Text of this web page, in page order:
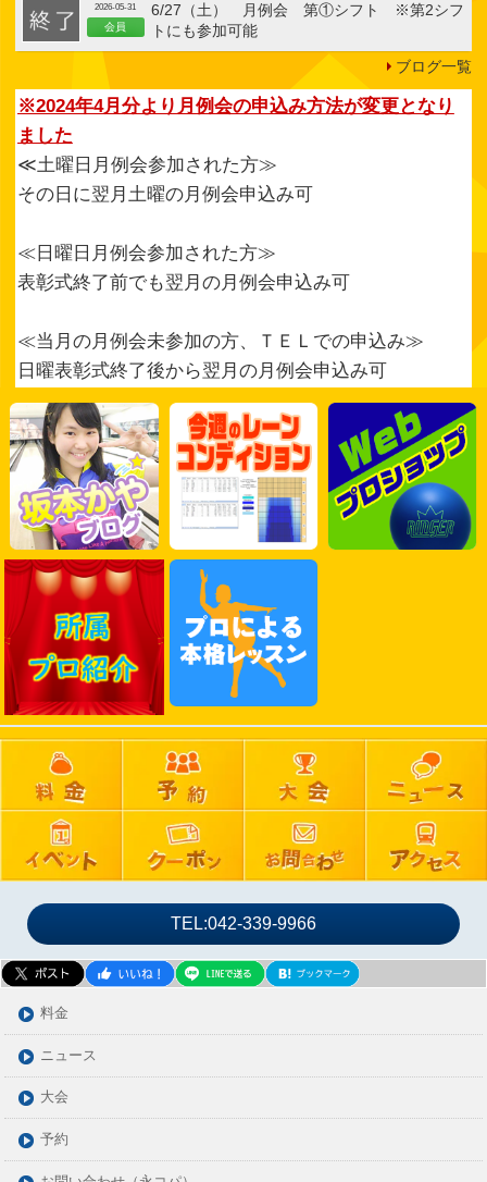
2026-05-31
会員
6/27（土） 月例会 第①シフト ※第2シフ
トにも参加可能
ブログ一覧
※2024年4月分より月例会の申込み方法が変更となり
ました
≪土曜日月例会参加された方≫
その日に翌月土曜の月例会申込み可
≪日曜日月例会参加された方≫
表彰式終了前でも翌月の月例会申込み可
≪当月の月例会未参加の方、ＴＥＬでの申込み≫
日曜表彰式終了後から翌月の月例会申込み可
TEL:042-339-9966
料金
ニュース
大会
予約